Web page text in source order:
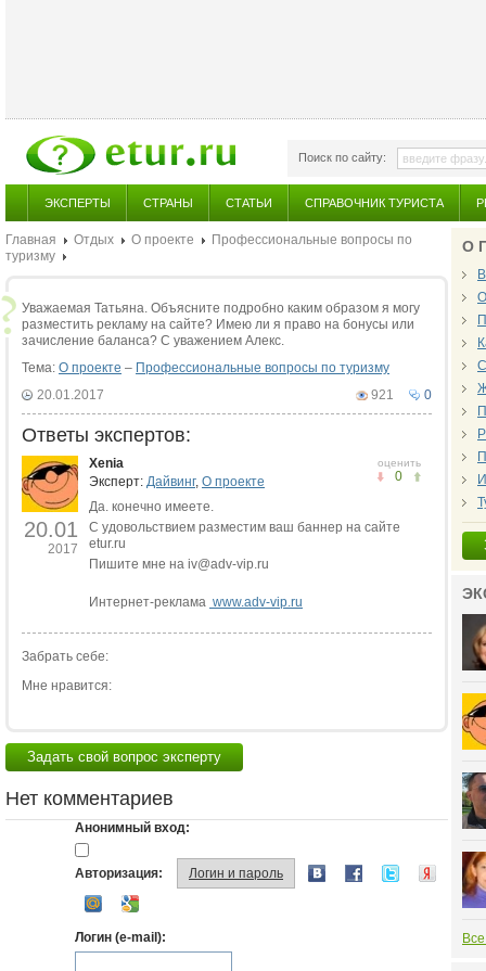
Поиск по сайту:
ЭКСПЕРТЫ СТРАНЫ СТАТЬИ СПРАВОЧНИК ТУРИСТА
Главная Отдых О проекте
Профессиональные вопросы по
туризму
Уважаемая Татьяна. Объясните подробно каким образом я могу
разместить рекламу на сайте? Имею ли я право на бонусы или
зачисление баланса? С уважением Алекс.
Тема: О проекте – Профессиональные вопросы по туризму
0
921
20.01.2017
Ответы экспертов:
20.01
2017
оценить
0
Xenia
Эксперт: Дайвинг, О проекте
Да. конечно имеете.
С удовольствием разместим ваш баннер на сайте
etur.ru
Пишите мне на iv@adv-vip.ru
Интернет-реклама www.adv-vip.ru
Забрать себе:
Мне нравится:
Задать свой вопрос эксперту
Нет комментариев
Анонимный вход:
Авторизация: Логин и пароль
Логин (e-mail):
О